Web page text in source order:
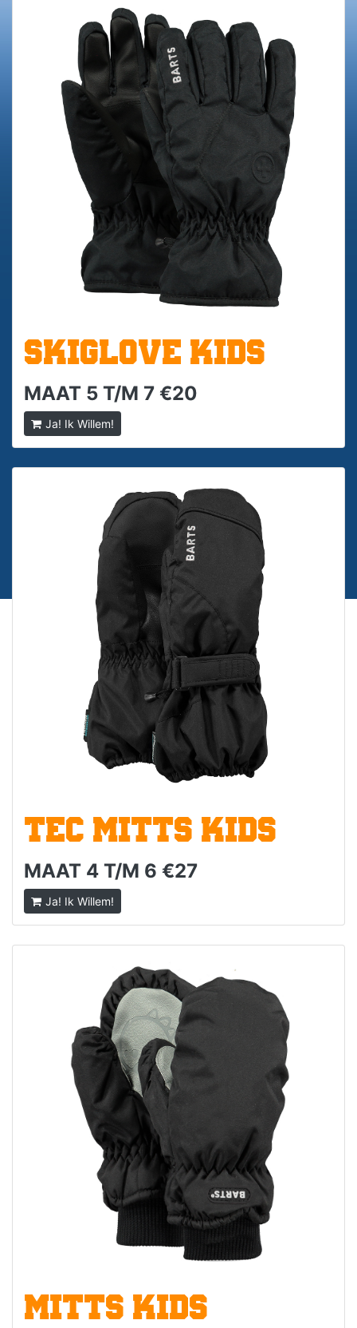
SKIGLOVE KIDS
MAAT 5 T/M 7 €20
Ja! Ik Willem!
TEC MITTS KIDS
MAAT 4 T/M 6 €27
Ja! Ik Willem!
MITTS KIDS